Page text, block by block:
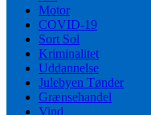
Motor
COVID-19
Sort Sol
Kriminalitet
Uddannelse
Julebyen Tønder
Grænsehandel
Vind